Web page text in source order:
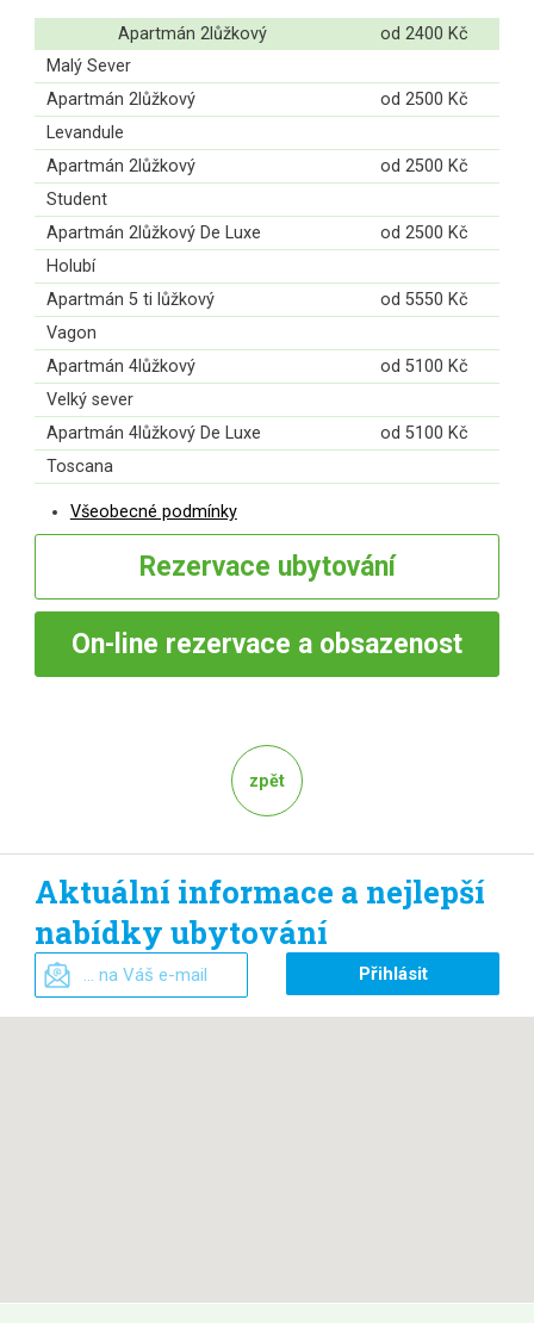
Apartmán 2lůžkový
od 2400 Kč
Malý Sever
Apartmán 2lůžkový
od 2500 Kč
Levandule
Apartmán 2lůžkový
od 2500 Kč
Student
Apartmán 2lůžkový De Luxe
od 2500 Kč
Holubí
Apartmán 5 ti lůžkový
od 5550 Kč
Vagon
Apartmán 4lůžkový
od 5100 Kč
Velký sever
Apartmán 4lůžkový De Luxe
od 5100 Kč
Toscana
Všeobecné podmínky
Rezervace ubytování
On-line rezervace a obsazenost
zpět
Aktuální informace a nejlepší
nabídky ubytování